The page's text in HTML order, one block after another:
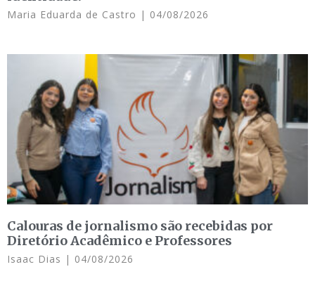
Maria Eduarda de Castro 04/08/2026
Calouras de jornalismo são recebidas por
Diretório Acadêmico e Professores
Isaac Dias 04/08/2026